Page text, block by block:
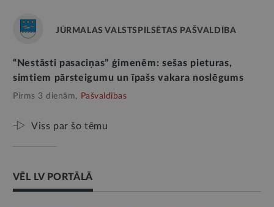
JŪRMALAS VALSTSPILSĒTAS PAŠVALDĪBA
“Nestāsti pasaciņas” ģimenēm: sešas pieturas,
simtiem pārsteigumu un īpašs vakara noslēgums
Pirms 3 dienām, Pašvaldības
Viss par šo tēmu
VĒL LV PORTĀLĀ